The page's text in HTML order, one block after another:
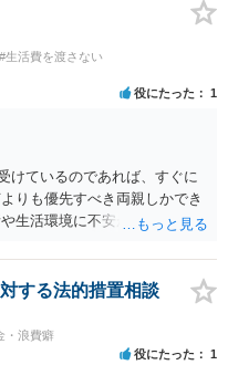
#生活費を渡さない
役にたった 1
けているのであれば、すぐに
りも優先すべき両親しかでき
生活環境に不安があるようで
いただけます。 また、日本で
ある場合には、すぐに認めら
でください。その証拠だけで
なお、現在暴力を受けていな
せん。 夜逃げが可能なのであ
する法的措置相談
・浪費癖
役にたった 1